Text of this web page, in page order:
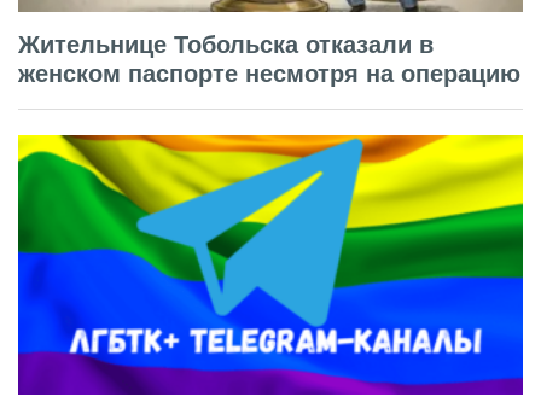
Жительнице Тобольска отказали в
женском паспорте несмотря на операцию